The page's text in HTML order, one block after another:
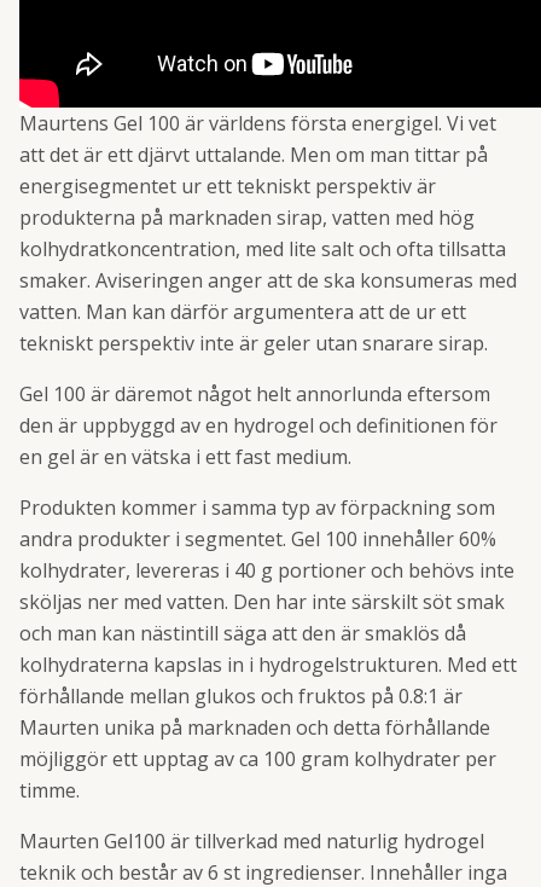
Maurtens Gel 100 är världens första energigel. Vi vet
att det är ett djärvt uttalande. Men om man tittar på
energisegmentet ur ett tekniskt perspektiv är
produkterna på marknaden sirap, vatten med hög
kolhydratkoncentration, med lite salt och ofta tillsatta
smaker. Aviseringen anger att de ska konsumeras med
vatten. Man kan därför argumentera att de ur ett
tekniskt perspektiv inte är geler utan snarare sirap.
Gel 100 är däremot något helt annorlunda eftersom
den är uppbyggd av en hydrogel och definitionen för
en gel är en vätska i ett fast medium.
Produkten kommer i samma typ av förpackning som
andra produkter i segmentet. Gel 100 innehåller 60%
kolhydrater, levereras i 40 g portioner och behövs inte
sköljas ner med vatten. Den har inte särskilt söt smak
och man kan nästintill säga att den är smaklös då
kolhydraterna kapslas in i hydrogelstrukturen. Med ett
förhållande mellan glukos och fruktos på 0.8:1 är
Maurten unika på marknaden och detta förhållande
möjliggör ett upptag av ca 100 gram kolhydrater per
timme.
Maurten Gel100 är tillverkad med naturlig hydrogel
teknik och består av 6 st ingredienser. Innehåller inga